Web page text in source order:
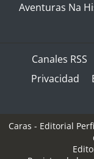
Aventuras Na
Canales RSS
Privacidad
Caras - Editorial